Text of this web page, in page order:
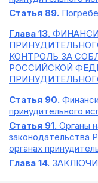
Статья 89.
Глава 13.
КОНТРОЛЬ ЗА
РОССИЙСКОЙ
Статья 90.
принудительного
Статья 91. Органы
законодательства
органах
Глава 14.